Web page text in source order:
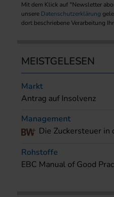
Mit dem Klick auf "Newsletter
unsere Datenschutzerklärung
dort beschriebene Verarbeitung
MEISTGELESEN
Markt
Antrag auf Insolvenz
Management
Die Zuckersteuer in
Rohstoffe
EBC Manual of Good